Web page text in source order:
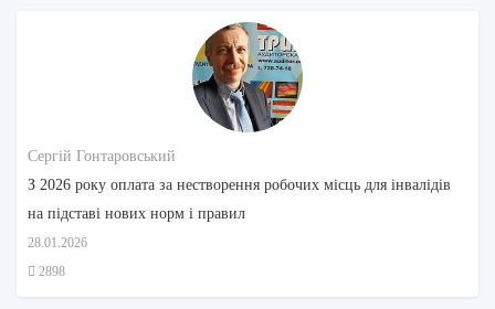
Сергій Гонтаровський
З 2026 року оплата за нестворення робочих місць для інвалідів
на підставі нових норм і правил
28.01.2026
2898